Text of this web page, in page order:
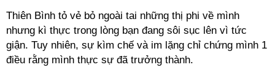
Thiên Bình tỏ vẻ bỏ ngoài tai những thị phi về mình
nhưng kì thực trong lòng bạn đang sôi sục lên vì tức
giận. Tuy nhiên, sự kìm chế và im lặng chỉ chứng mình 1
điều rằng mình thực sự đã trưởng thành.